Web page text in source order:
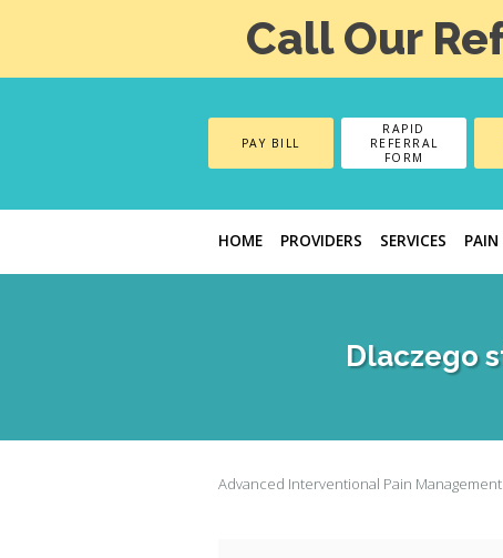
Call Our
PAY BILL
RAPID
REFERRAL
FORM
HOME PROVIDERS SERVICES
Dlaczego
Advanced Interventional Pain Management